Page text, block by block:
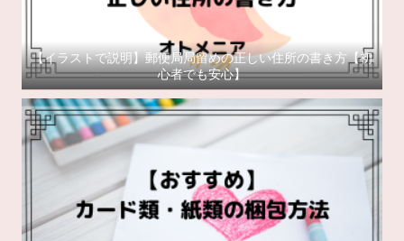
【イラストで説明】郵便局局留めの正しい住所の書き方【初
心者でも安心】